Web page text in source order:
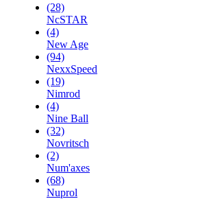
(28)
NcSTAR
(4)
New Age
(94)
NexxSpeed
(19)
Nimrod
(4)
Nine Ball
(32)
Novritsch
(2)
Num'axes
(68)
Nuprol